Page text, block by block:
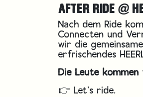
AFTER RIDE @
Nach dem Ride
Connecten und
wir die
erfrischendes
Die Leute
👉 Let’s ride.